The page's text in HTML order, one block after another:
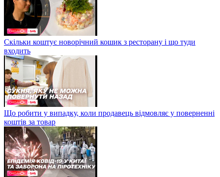
Скільки коштує новорічний кошик з ресторану і що туди
входить
Що робити у випадку, коли продавець відмовляє у поверненні
коштів за товар